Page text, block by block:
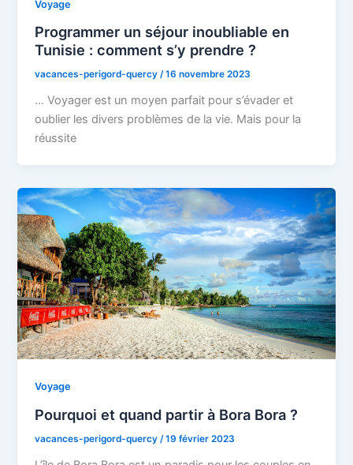
Voyage
Programmer un séjour inoubliable en
Tunisie : comment s’y prendre ?
vacances-perigord-quercy/16 novembre 2023
… Voyager est un moyen parfait pour s’évader et
oublier les divers problèmes de la vie. Mais pour la
réussite
Voyage
Pourquoi et quand partir à Bora Bora ?
vacances-perigord-quercy /19 février 2023